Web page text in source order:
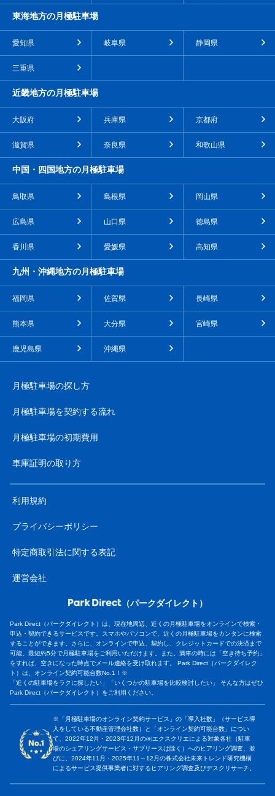
東海地方の月極駐車場
愛知県 岐阜県 静岡県
三重県
近畿地方の月極駐車場
大阪府 兵庫県 京都府
滋賀県 奈良県 和歌山県
中国・四国地方の月極駐車場
鳥取県 島根県 岡山県
広島県 山口県 徳島県
香川県 愛媛県 高知県
九州・沖縄地方の月極駐車場
福岡県 佐賀県 長崎県
熊本県 大分県 宮崎県
鹿児島県 沖縄県
月極駐車場の探し方
月極駐車場を契約する流れ
月極駐車場の初期費用
車庫証明の取り方
利用規約
プライバシーポリシー
特定商取引法に関する表記
運営会社
（パークダイレクト）
Park Direct（パークダイレクト）は、現在地周辺、近くの月極駐車場をオンラインで検索・
申込・契約できるサービスです。スマホやパソコンで、近くの月極駐車場をカンタンに検索
することができます。さらに、オンラインで申込、契約し、クレジットカードでの決済まで
可能。最短約5分で月極駐車場をご利用いただけます。また、満車の時には「空き待ち予約」
をすれば、空きになった時点でメール連絡を受け取れます。 Park Direct（パークダイレク
ト）は、オンライン契約可能台数No.1！※
「近くの駐車場をラクに探したい」「いくつかの駐車場を比較検討したい」 そんな方はぜひ
Park Direct（パークダイレクト）をご利用ください。
※「月極駐車場のオンライン契約サービス」の「導入社数」（サービス導
入をしている不動産管理会社数）と「オンライン契約可能台数」につい
て、2022年12月・2023年12月の㈱エクスクリエによる対象各社（駐車
場のシェアリングサービス・サブリースは除く）へのヒアリング調査、並
びに、2024年11月・2025年11～12月の株式会社未来トレンド研究機構
によるサービス提供事業者に対するヒアリング調査及びデスクリサーチ。